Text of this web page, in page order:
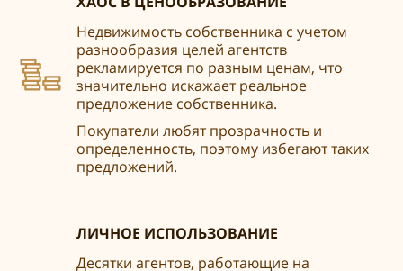
Недвижимость собственника с учетом
разнообразия целей агентств
рекламируется по разным ценам, что
значительно искажает реальное
предложение собственника.
Покупатели любят прозрачность и
определенность, поэтому избегают таких
предложений.
ЛИЧНОЕ ИСПОЛЬЗОВАНИЕ
Десятки агентов, работающие на